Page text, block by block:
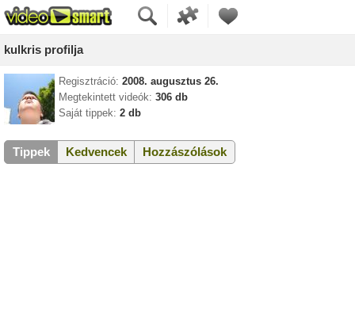
kulkris profilja
Regisztráció: 2008. augusztus 26.
Megtekintett videók: 306 db
Saját tippek: 2 db
Tippek Kedvencek Hozzászólások